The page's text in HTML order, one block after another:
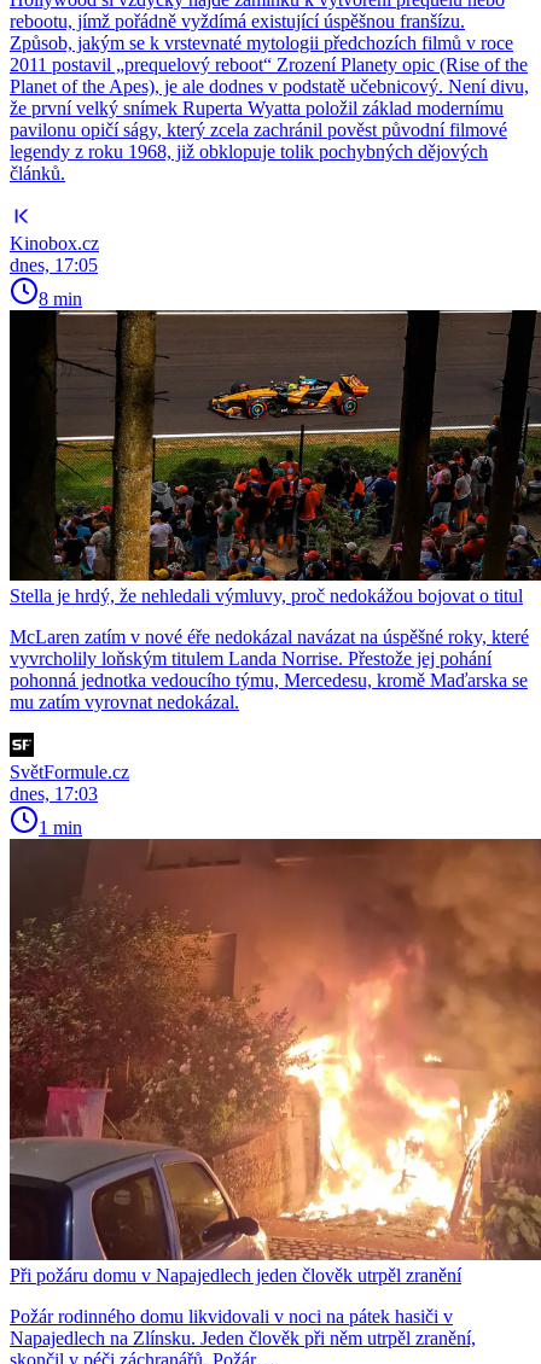
rebootu, jímž pořádně vyždímá existující úspěšnou franšízu.
Způsob, jakým se k vrstevnaté mytologii předchozích filmů v roce
2011 postavil „prequelový reboot“ Zrození Planety opic (Rise of the
Planet of the Apes), je ale dodnes v podstatě učebnicový. Není divu,
že první velký snímek Ruperta Wyatta položil základ modernímu
pavilonu opičí ságy, který zcela zachránil pověst původní filmové
legendy z roku 1968, již obklopuje tolik pochybných dějových
článků.
Kinobox.cz
dnes, 17:05
8 min
Stella je hrdý, že nehledali výmluvy, proč nedokážou bojovat o titul
McLaren zatím v nové éře nedokázal navázat na úspěšné roky, které
vyvrcholily loňským titulem Landa Norrise. Přestože jej pohání
pohonná jednotka vedoucího týmu, Mercedesu, kromě Maďarska se
mu zatím vyrovnat nedokázal.
SvětFormule.cz
dnes, 17:03
1 min
Při požáru domu v Napajedlech jeden člověk utrpěl zranění
Požár rodinného domu likvidovali v noci na pátek hasiči v
Napajedlech na Zlínsku. Jeden člověk při něm utrpěl zranění,
skončil v péči záchranářů. Požár…